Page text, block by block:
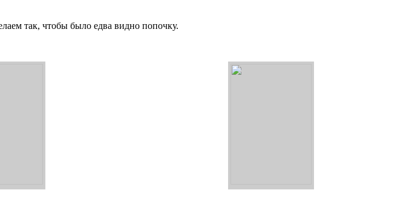
так, чтобы было едва видно попочку.